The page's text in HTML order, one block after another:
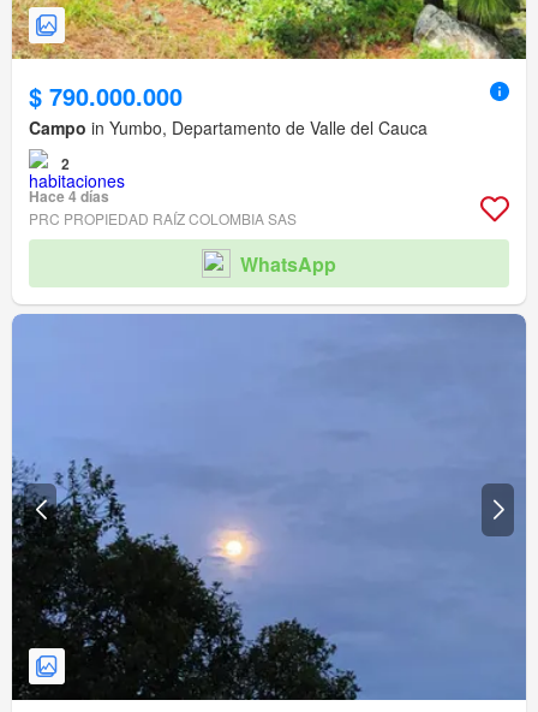
$ 790.000.000
Campo in Yumbo, Departamento de Valle del Cauca
2
Hace 4 días
PRC PROPIEDAD RAÍZ COLOMBIA SAS
WhatsApp